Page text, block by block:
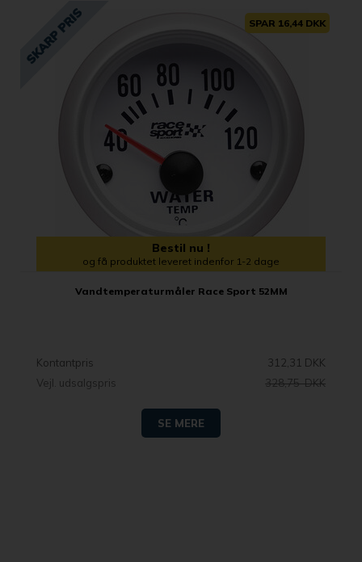
SPAR 16,44 DKK
Bestil nu !
og få produktet leveret indenfor 1-2 dage
Vandtemperaturmåler Race Sport 52MM
Kontantpris
312,31 DKK
Vejl. udsalgspris
328,75 DKK
SE MERE